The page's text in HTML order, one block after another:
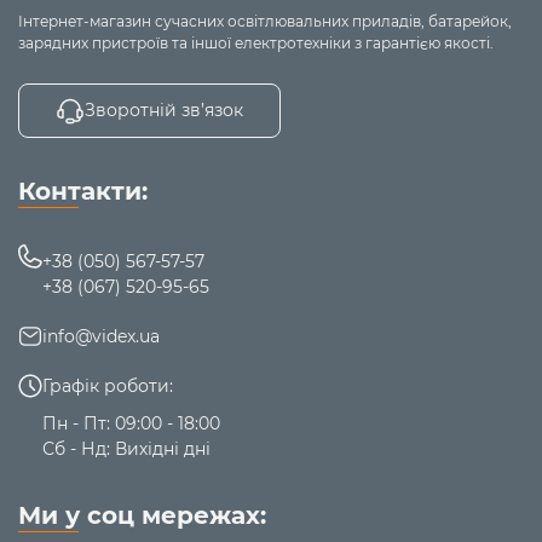
Інтернет-магазин сучасних освітлювальних приладів, батарейок,
зарядних пристроїв та іншої електротехніки з гарантією якості.
Зворотній зв’язок
Контакти:
+38 (050) 567-57-57
+38 (067) 520-95-65
info@videx.ua
Графік роботи:
Пн - Пт: 09:00 - 18:00
Сб - Нд: Вихідні дні
Ми у соц мережах: